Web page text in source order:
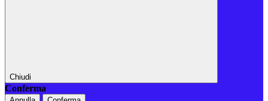
Chiudi
Conferma